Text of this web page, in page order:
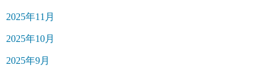
2025年11月
2025年10月
2025年9月